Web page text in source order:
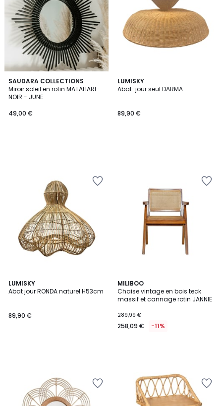
SAUDARA COLLECTIONS
Miroir soleil en rotin MATAHARI-
NOIR - JUNE
49,00 €
LUMISKY
Abat-jour seul DARMA
89,90 €
LUMISKY
Abat jour RONDA naturel H53cm
89,90 €
MILIBOO
Chaise vintage en bois teck
massif et cannage rotin JANNIE
289,99 €
258,09 € -11%